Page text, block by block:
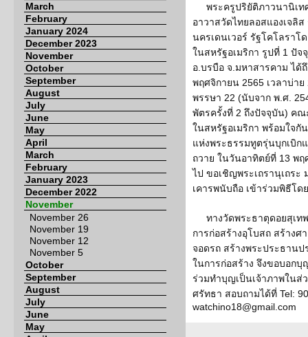
March
February
January 2024
December 2023
November
October
September
August
July
June
May
April
March
February
January 2023
December 2022
November
November 26
November 19
November 12
November 5
October
September
August
July
June
May
พระครูปริยัติภาวนานิเ
อาวาสวัดไทยลอสแองเจลิ
นครเดนเวอร์ รัฐโคโลรา
ในสหรัฐอเมริกา รูปที่ 1 ปัจ
อ.บรบือ จ.มหาสารคาม ได้
พฤศจิกายน 2565 เวลาบ่า
พรรษา 22 (นับจาก พ.ศ.
พัตรครั้งที่ 2 ถึงปัจจุบัน) ค
ในสหรัฐอเมริกา พร้อมใจ
แห่งพระธรรมทูตรุ่นบุกเบิ
ถวาย ในวันอาทิตย์ที่ 13 พ
ไป ขอเชิญพระเถรานุเถร
เคารพนับถือ เข้าร่วมพิธีโด
ทางวัดพระธาตุดอยสุเท
การก่อสร้างอุโบสถ สร้างศ
จอดรถ สร้างพระประธาน
ในการก่อสร้าง จึงขอบอก
ร่วมทำบุญเป็นเจ้าภาพในส่
ศรัทธา สอบถามได้ที่ Tel:
watchino18@gmail.com